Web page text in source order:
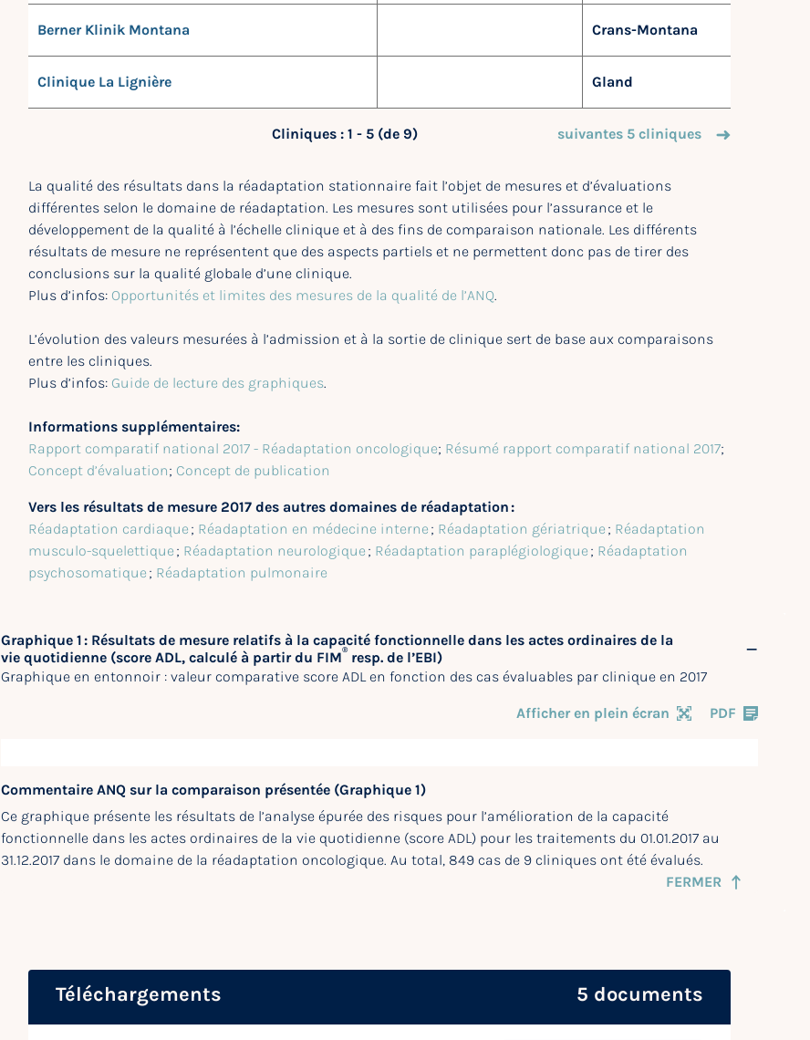
Berner Klinik Montana Crans-Montana
Clinique La Lignière Gland
Cliniques : 1 - 5 (de 9) suivantes 5 cliniques
La qualité des résultats dans la réadaptation stationnaire fait l’objet de mesures et d’évaluations
différentes selon le domaine de réadaptation. Les mesures sont utilisées pour l’assurance et le
développement de la qualité à l’échelle clinique et à des fins de comparaison nationale. Les différents
résultats de mesure ne représentent que des aspects partiels et ne permettent donc pas de tirer des
conclusions sur la qualité globale d’une clinique.
Plus d’infos: Opportunités et limites des mesures de la qualité de l’ANQ.
L’évolution des valeurs mesurées à l’admission et à la sortie de clinique sert de base aux comparaisons
entre les cliniques.
Plus d’infos: Guide de lecture des graphiques.
Informations supplémentaires:
Rapport comparatif national 2017 - Réadaptation oncologique; Résumé rapport comparatif national 2017;
Concept d’évaluation; Concept de publication
Vers les résultats de mesure 2017 des autres domaines de réadaptation :
Réadaptation cardiaque ; Réadaptation en médecine interne ; Réadaptation gériatrique ; Réadaptation
musculo-squelettique ; Réadaptation neurologique ; Réadaptation paraplégiologique ; Réadaptation
psychosomatique ; Réadaptation pulmonaire
Graphique 1 : Résultats de mesure relatifs à la capacité fonctionnelle dans les actes ordinaires de la
vie quotidienne (score ADL, calculé à partir du FIM® resp. de l’EBI)
Graphique en entonnoir : valeur comparative score ADL en fonction des cas évaluables par clinique en 2017
Afficher en plein écran PDF
Commentaire ANQ sur la comparaison présentée (Graphique 1)
Ce graphique présente les résultats de l’analyse épurée des risques pour l’amélioration de la capacité
fonctionnelle dans les actes ordinaires de la vie quotidienne (score ADL) pour les traitements du 01.01.2017 au
31.12.2017 dans le domaine de la réadaptation oncologique. Au total, 849 cas de 9 cliniques ont été évalués.
FERMER
Téléchargements 5 documents